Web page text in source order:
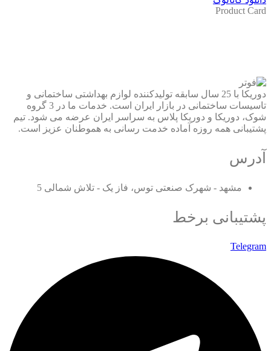
Product Card
دوریکا با 25 سال سابقه تولیدکننده لوازم بهداشتی ساختمانی و
تاسیسات ساختمانی در بازار ایران است. خدمات ما در 3 گروه
شوک، دوریکا و دوریکا پلاس به سراسر ایران عرضه می شود. تیم
پشتیبانی همه روزه آماده خدمت رسانی به هموطنان عزیز است.
آدرس
مشهد - شهرک صنعتی توس، فاز یک - تلاش شمالی 5
پشتیبانی برخط
Telegram